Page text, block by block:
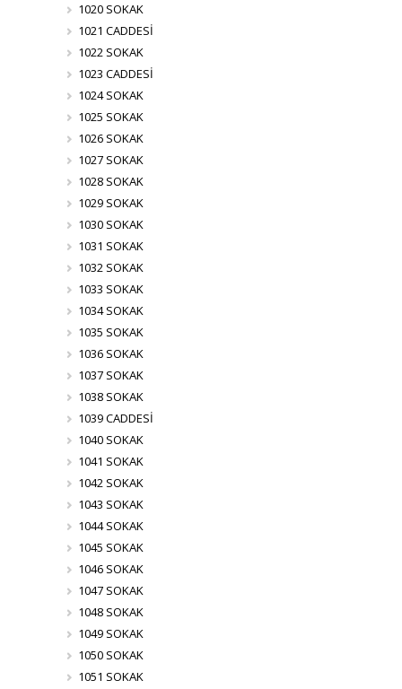
1020 SOKAK
1021 CADDESİ
1022 SOKAK
1023 CADDESİ
1024 SOKAK
1025 SOKAK
1026 SOKAK
1027 SOKAK
1028 SOKAK
1029 SOKAK
1030 SOKAK
1031 SOKAK
1032 SOKAK
1033 SOKAK
1034 SOKAK
1035 SOKAK
1036 SOKAK
1037 SOKAK
1038 SOKAK
1039 CADDESİ
1040 SOKAK
1041 SOKAK
1042 SOKAK
1043 SOKAK
1044 SOKAK
1045 SOKAK
1046 SOKAK
1047 SOKAK
1048 SOKAK
1049 SOKAK
1050 SOKAK
1051 SOKAK